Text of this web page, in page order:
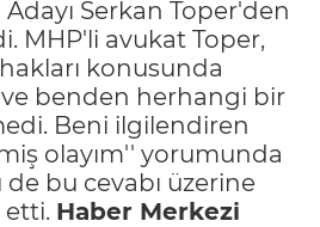
Serkan Toper'den
MHP'li avukat Toper,
konusunda
ve benden herhangi bir
Beni ilgilendiren
olayım'' yorumunda
bu cevabı üzerine
etti. Haber Merkezi